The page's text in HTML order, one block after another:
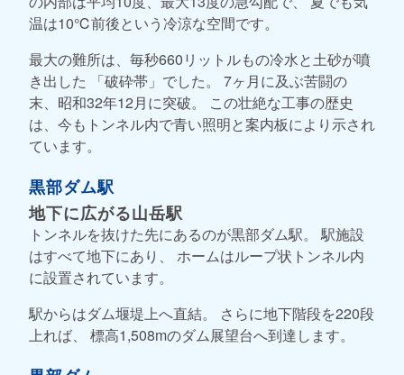
温は10℃前後という冷涼な空間です。
最大の難所は、毎秒660リットルもの冷水と土砂が噴
き出した 「破砕帯」でした。 7ヶ月に及ぶ苦闘の
末、昭和32年12月に突破。 この壮絶な工事の歴史
は、今もトンネル内で青い照明と案内板により示され
ています。
黒部ダム駅
地下に広がる山岳駅
トンネルを抜けた先にあるのが黒部ダム駅。 駅施設
はすべて地下にあり、 ホームはループ状トンネル内
に設置されています。
駅からはダム堰堤上へ直結。 さらに地下階段を220段
上れば、 標高1,508mのダム展望台へ到達します。